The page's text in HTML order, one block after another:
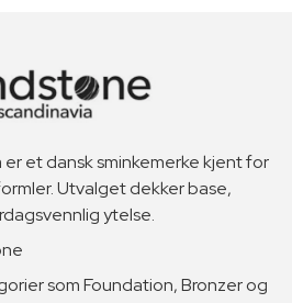
et dansk sminkemerke kjent for
Utvalget dekker base,
ytelse.
som Foundation, Bronzer og